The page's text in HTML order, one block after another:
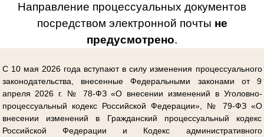
Направление процессуальных документов
посредством электронной почты не
предусмотрено.
С 10 мая 2026 года вступают в силу изменения процессуального
законодательства, внесенные Федеральными законами от 9
апреля 2026 г. № 78-ФЗ «О внесении изменений в Уголовно-
процессуальный кодекс Российской Федерации», № 79-ФЗ «О
внесении изменений в Гражданский процессуальный кодекс
Российской Федерации и Кодекс административного